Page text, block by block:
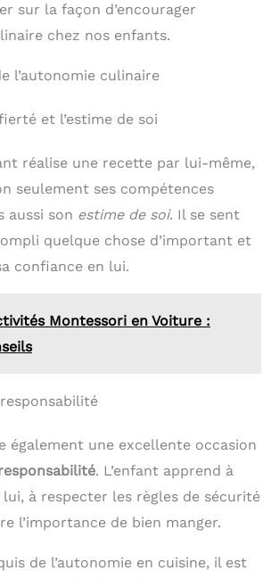
sur la façon d’encourager
chez nos enfants.
l’autonomie culinaire
et l’estime de soi
réalise une recette par lui-même,
seulement ses compétences
aussi son estime de soi. Il se sent
quelque chose d’important et
confiance en lui.
Montessori en Voiture :
également une excellente occasion
. L’enfant apprend à
à respecter les règles de sécurité
l’importance de bien manger.
de l’autonomie en cuisine, il est